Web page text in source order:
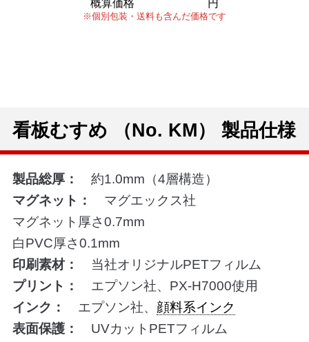
看板むすめ （No. KM） 製品仕様
製品総厚：
約1.0mm（4層構造）
マグネット：
マグエックス社
マグネット厚さ0.7mm
白PVC厚さ0.1mm
印刷素材：
当社オリジナルPETフィルム
プリント：
エプソン社、PX-H7000使用
インク：
エプソン社、 顔料系インク
表面保護：
UVカットPETフィルム